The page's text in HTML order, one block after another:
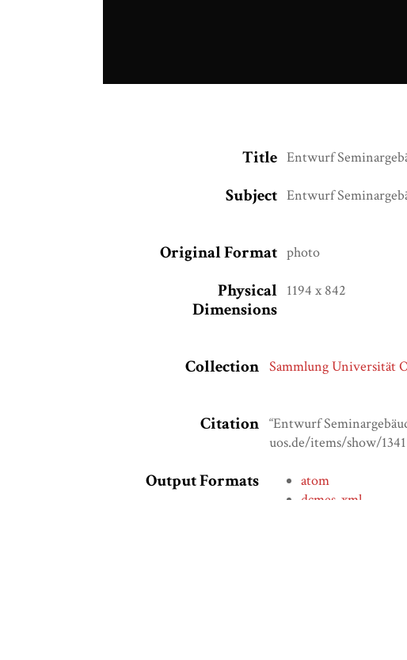
Title Entwurf
Subject Entwurf
Original Format photo
Physical
Dimensions
1194 x 842
Collection Sammlung Universität
Citation “Entwurf
uos.de/items/show/1341
Output Formats
atom
dcmes-xml